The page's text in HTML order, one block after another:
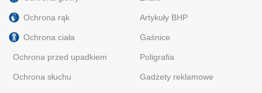
Ochrona rąk
Ochrona ciała
Ochrona przed upadkiem
Ochrona słuchu
Artykuły BHP
Gaśnice
Poligrafia
Gadżety reklamowe